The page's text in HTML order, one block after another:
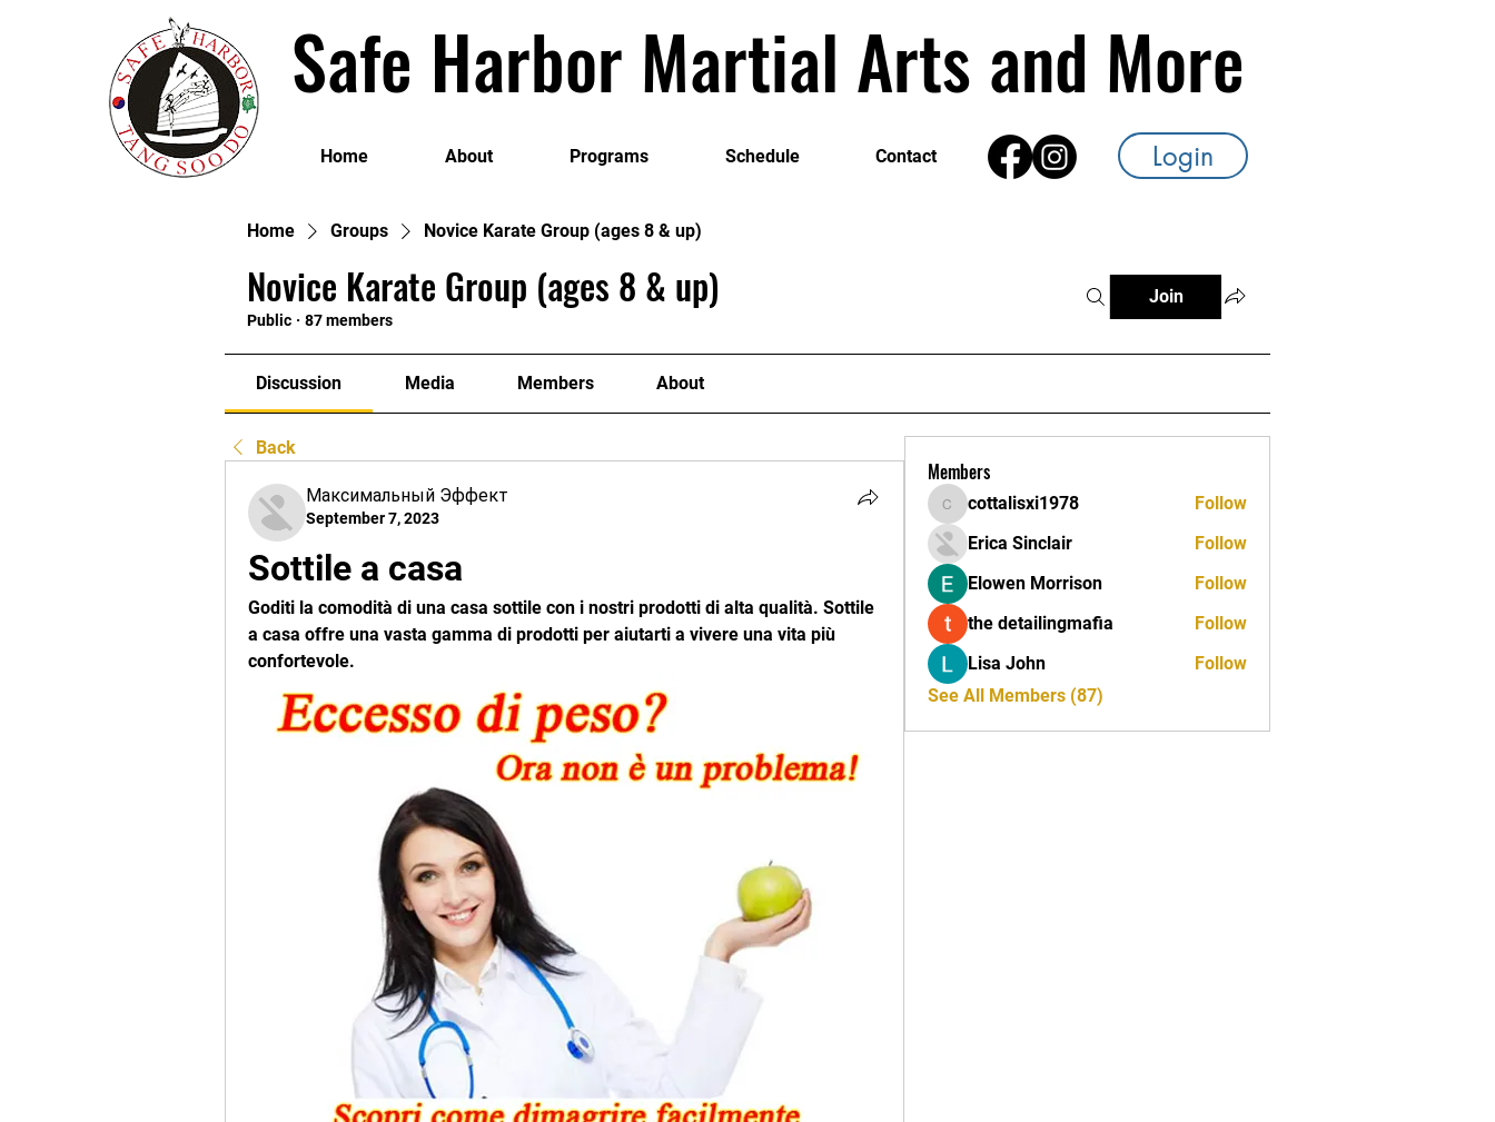
Safe Harbor Martial Arts and More
Home About Programs Schedule Contact Login
Home Groups Novice Karate Group (ages 8 & up)
Novice Karate Group (ages 8 & up)
Public · 87 members
Join
Discussion Media Members About
Back
Максимальный Эффект
September 7, 2023
Sottile a casa
Goditi la comodità di una casa sottile con i nostri prodotti di alta qualità. Sottile
a casa offre una vasta gamma di prodotti per aiutarti a vivere una vita più
confortevole.
Members
cottalisxi1978
cottalisxi1978
Follow
Erica Sinclair
Follow
Elowen Morrison
Follow
the detailingmafia
Follow
Lisa John
Follow
See All Members (87)